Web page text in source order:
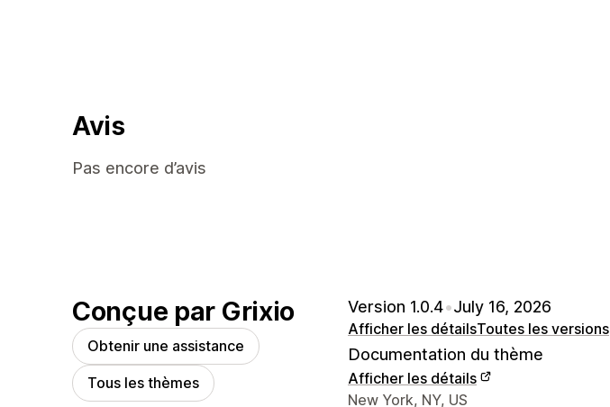
Avis
Pas encore d’avis
Conçue par Grixio
Obtenir une assistance
Tous les thèmes
Version 1.0.4•July 16, 2026
Afficher les détailsToutes les versions
Documentation du thème
Afficher les détails
Coordonnées du concepteur
New York, NY, US